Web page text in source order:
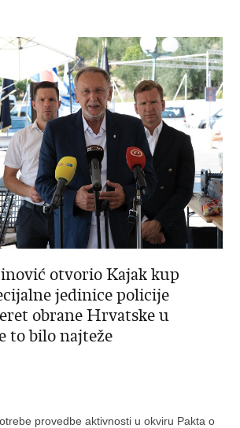
otvorio Kajak kup
jedinice policije
obrane Hrvatske u
to bilo najteže
provedbe aktivnosti u okviru Pakta o